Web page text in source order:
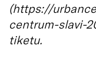
(https://
centrum-slavi-
tiketu.